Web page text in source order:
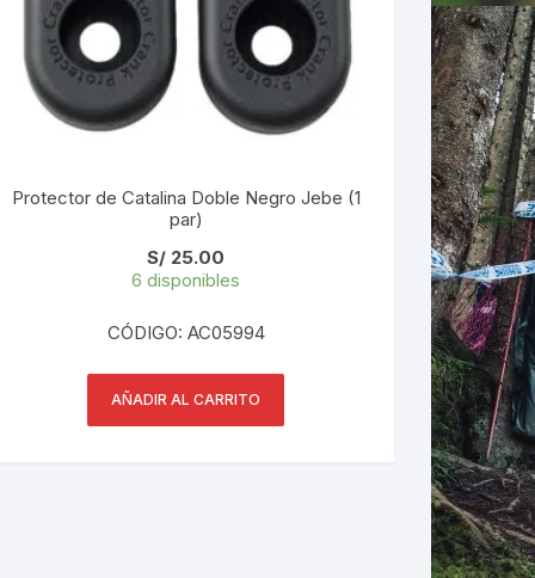
Protector de Catalina Doble Negro Jebe (1
par)
S/ 25.00
6 disponibles
CÓDIGO: AC05994
AÑADIR AL CARRITO